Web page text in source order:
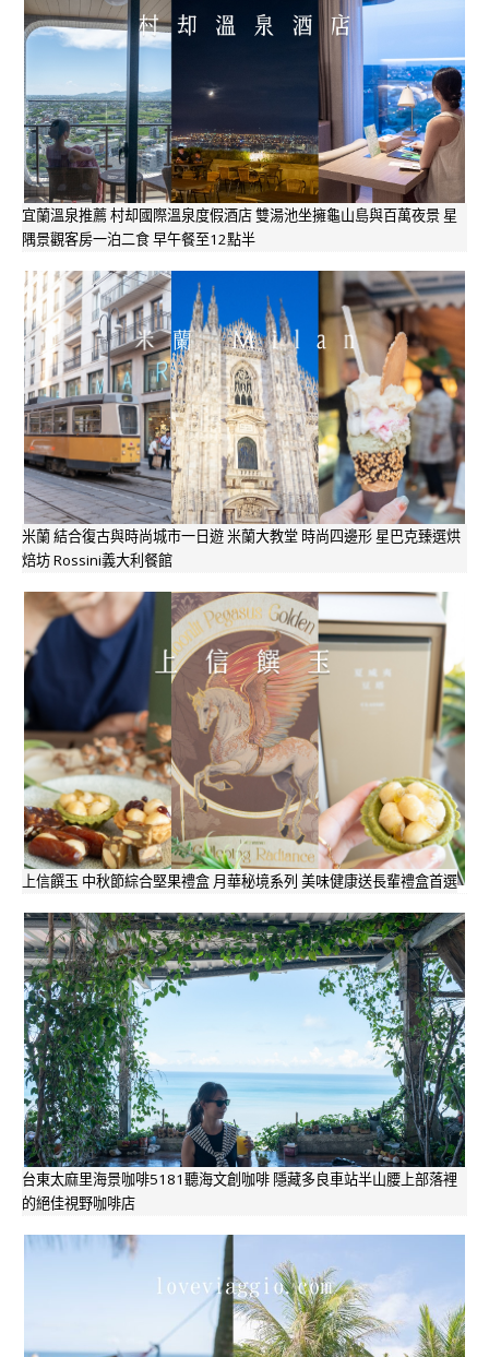
宜蘭溫泉推薦 村却國際溫泉度假酒店 雙湯池坐擁龜山島與百萬夜景 星
隅景觀客房一泊二食 早午餐至12點半
米蘭 結合復古與時尚城市一日遊 米蘭大教堂 時尚四邊形 星巴克臻選烘
焙坊 Rossini義大利餐館
上信饌玉 中秋節綜合堅果禮盒 月華秘境系列 美味健康送長輩禮盒首選
台東太麻里海景咖啡5181聽海文創咖啡 隱藏多良車站半山腰上部落裡
的絕佳視野咖啡店